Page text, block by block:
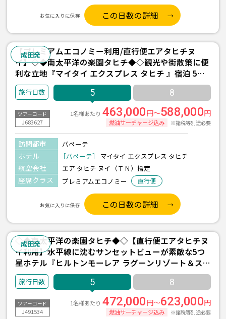
お気に入りに保存 この日数の詳細
成田発
【プレミアムエコノミー利用/直行便エアタヒチヌ
イ】◇◆南太平洋の楽園タヒチ◆◇観光や街散策に便
利な立地『マイタイ エクスプレス タヒチ 』宿泊 5日
間 ＜往復送迎付き＞
5 8
ツアーコード
J683627
1名様あたり 463,000円～588,000円
燃油サーチャージ込み ※諸税等別途必要
訪問都市 パペーテ
ホテル ［パペーテ］ マイタイ エクスプレス タヒチ
航空会社 エア タヒチ ヌイ（ＴＮ）指定
座席クラス プレミアムエコノミー 直行便
お気に入りに保存 この日数の詳細
成田発
◇◆南太平洋の楽園タヒチ◆◇【直行便エアタヒチヌ
イ利用】水平線に沈むサンセットビューが素敵な5つ
星ホテル『ヒルトンモーレア ラグーンリゾート＆スパ
(水上バンガロー/朝食付)/2泊』＋パペーテ1泊 5日間
＜往復送迎付き＞
5 8
ツアーコード
J491534
1名様あたり 472,000円～623,000円
燃油サーチャージ込み ※諸税等別途必要